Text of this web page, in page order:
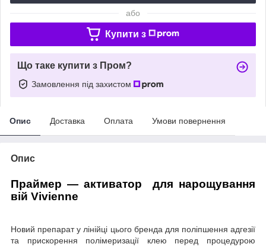
або
Купити з
Що таке купити з Пром?
Замовлення під захистом
Опис Доставка Оплата Умови повернення
Опис
Праймер — активатор для нарощування
вій Vivienne
Новий препарат у лінійці цього бренда для поліпшення адгезії
та прискорення полімеризації клею перед процедурою